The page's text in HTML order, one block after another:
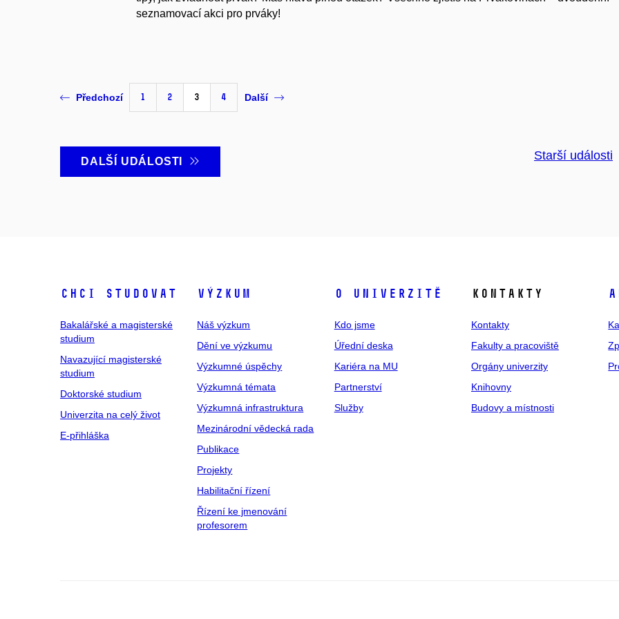
seznamovací akci pro prváky!
Předchozí 1 2 3 4 Další
DALŠÍ UDÁLOSTI Starší události
Chci studovat
Bakalářské a magisterské
studium
Navazující magisterské
studium
Doktorské studium
Univerzita na celý život
E-přihláška
Výzkum
Náš výzkum
Dění ve výzkumu
Výzkumné úspěchy
Výzkumná témata
Výzkumná infrastruktura
Mezinárodní vědecká rada
Publikace
Projekty
Habilitační řízení
Řízení ke jmenování
profesorem
O univerzitě
Kdo jsme
Úřední deska
Kariéra na MU
Partnerství
Služby
Kontakty
Kontakty
Fakulty a pracoviště
Orgány univerzity
Knihovny
Budovy a místnosti